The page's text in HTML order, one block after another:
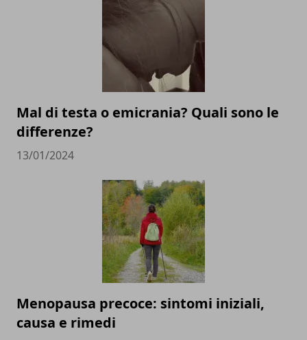
Mal di testa o emicrania? Quali sono le
differenze?
13/01/2024
Menopausa precoce: sintomi iniziali,
causa e rimedi